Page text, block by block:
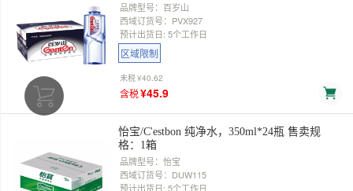
品牌型号：百岁山
西域订货号：PVX927
预计出货日: 5个工作日
区域限制
未税¥40.62
含税¥45.9
怡宝/C'estbon 纯净水，350ml*24瓶 售卖规
格：1箱
品牌型号：怡宝
西域订货号：DUW115
预计出货日: 5个工作日